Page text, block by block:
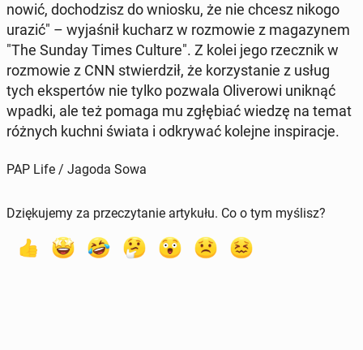
no­wić, do­cho­dzisz do wniosku, że nie chcesz nikogo
urazić" – wy­ja­śnił kucharz w roz­mo­wie z ma­ga­zy­nem
"The Sunday Times Culture". Z kolei jego rzecz­nik w
roz­mo­wie z CNN stwier­dził, że ko­rzy­sta­nie z usług
tych eks­per­tów nie tylko pozwala Oli­ve­ro­wi uniknąć
wpadki, ale też pomaga mu zgłę­biać wiedzę na temat
różnych kuchni świata i od­kry­wać kolejne in­spi­ra­cje.
PAP Life / Jagoda Sowa
Dziękujemy za przeczytanie artykułu. Co o tym myślisz?